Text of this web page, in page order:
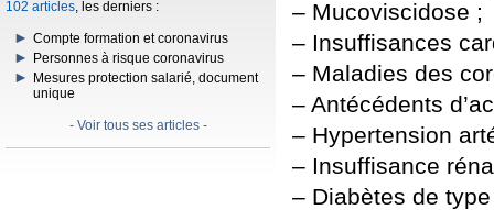
102 articles, les derniers :
Compte formation et coronavirus
Personnes à risque coronavirus
Mesures protection salarié, document
unique
- Voir tous ses articles -
– Mucoviscidose ;
– Insuffisances
– Maladies des
– Antécédents
– Hypertension
– Insuffisance
– Diabètes de